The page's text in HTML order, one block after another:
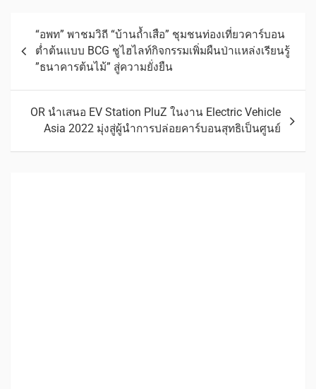
“อพท” พาชมวิถี “บ้านถ้ำเสือ” ชุมชนท่องเที่ยวคาร์บอน
ต่ำต้นแบบ BCG ชูไฮไลท์กิจกรรมเพิ่มผืนป่าแหล่งเรียนรู้
”ธนาคารต้นไม้” สู่ความยั่งยืน
OR นำเสนอ EV Station PluZ ในงาน Electric Vehicle
Asia 2022 มุ่งสู่ผู้นำการปล่อยคาร์บอนสุทธิเป็นศูนย์